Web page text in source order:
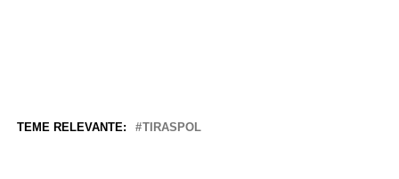
TEME RELEVANTE: TIRASPOL